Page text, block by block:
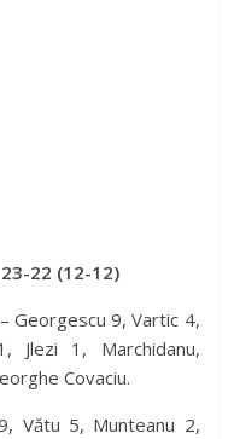
22 (12-12)
Georgescu 9, Vartic 4,
Jlezi 1, Marchidanu,
Covaciu.
Vătu 5, Munteanu 2,